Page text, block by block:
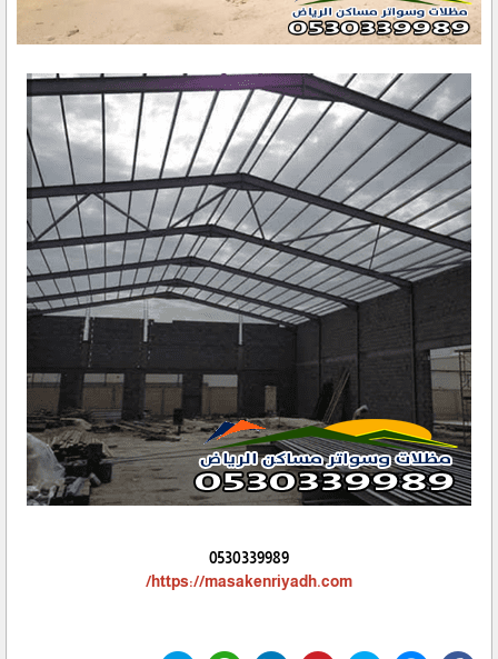
0530339989
https://masakenriyadh.com/